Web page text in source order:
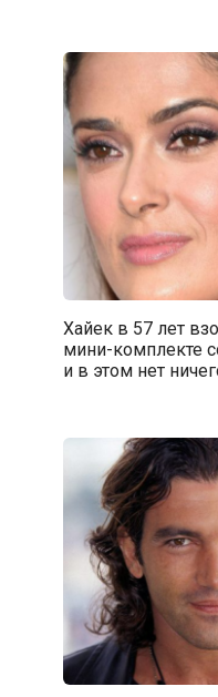
Хайек в 57 лет
мини-комплекте
и в этом нет